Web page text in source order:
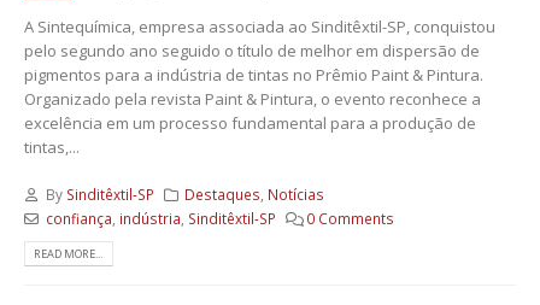
A Sintequímica, empresa associada ao Sinditêxtil-SP, conquistou
pelo segundo ano seguido o título de melhor em dispersão de
pigmentos para a indústria de tintas no Prêmio Paint & Pintura.
Organizado pela revista Paint & Pintura, o evento reconhece a
excelência em um processo fundamental para a produção de
tintas,...
By Sinditêxtil-SP Destaques Notícias
confiança indústria Sinditêxtil-SP 0 Comments
READ MORE...